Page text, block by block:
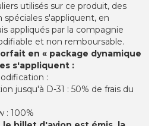
utilisés sur ce produit, des
s'appliquent, en
appliqués par la compagnie
et non remboursable.
en « package dynamique
s'appliquent :
:
jusqu'à D-31 : 50% de frais du
: 100%